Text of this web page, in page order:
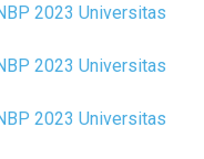
2023 Universitas
2023 Universitas
2023 Universitas